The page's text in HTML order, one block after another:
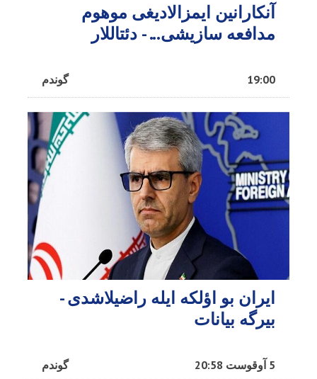
آنکارانین ایمزالادیغی موهوم
مدافعه سازیشی... - دئتاللار
گوندم 19:00
ایران بو اؤلکه ایله راضیلاشدی -
بیرگه بیانات
گوندم 5 آوقوست 20:58